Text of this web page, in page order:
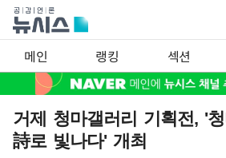
메인 랭킹 섹션
거제 청마갤러리 기획전, '
詩로 빛나다' 개최